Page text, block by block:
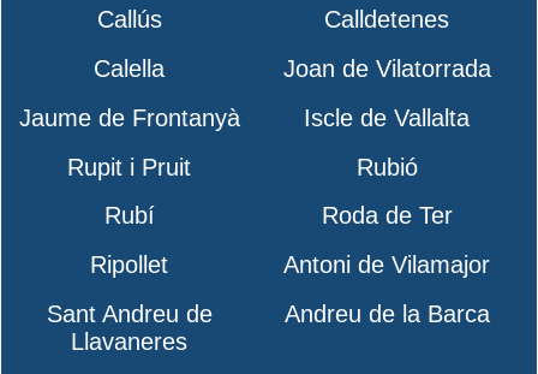
Callús
Calldetenes
Calella
Joan de Vilatorrada
Jaume de Frontanyà
Iscle de Vallalta
Rupit i Pruit
Rubió
Rubí
Roda de Ter
Ripollet
Antoni de Vilamajor
Sant Andreu de
Llavaneres
Andreu de la Barca